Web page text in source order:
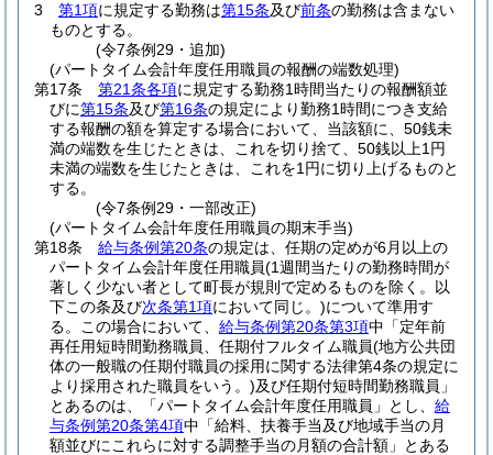
3
第1項に規定する勤務は第15条及び前条の勤務は含まない
ものとする。
(令7条例29・追加)
(パートタイム会計年度任用職員の報酬の端数処理)
第17条
第21条各項に規定する勤務1時間当たりの報酬額並
びに第15条及び第16条の規定により勤務1時間につき支給
する報酬の額を算定する場合において、当該額に、50銭未
満の端数を生じたときは、これを切り捨て、50銭以上1円
未満の端数を生じたときは、これを1円に切り上げるものと
する。
(令7条例29・一部改正)
(パートタイム会計年度任用職員の期末手当)
第18条
給与条例第20条の規定は、任期の定めが6月以上の
パートタイム会計年度任用職員(1週間当たりの勤務時間が
著しく少ない者として町長が規則で定めるものを除く。以
下この条及び次条第1項において同じ。)について準用す
る。
この場合において、 給与条例第20条第3項中「定年前
再任用短時間勤務職員、任期付フルタイム職員(地方公共団
体の一般職の任期付職員の採用に関する法律第4条の規定に
より採用された職員をいう。)及び任期付短時間勤務職員」
とあるのは、「パートタイム会計年度任用職員」とし、 給
与条例第20条第4項中「給料、扶養手当及び地域手当の月
額並びにこれらに対する調整手当の月額の合計額」とある